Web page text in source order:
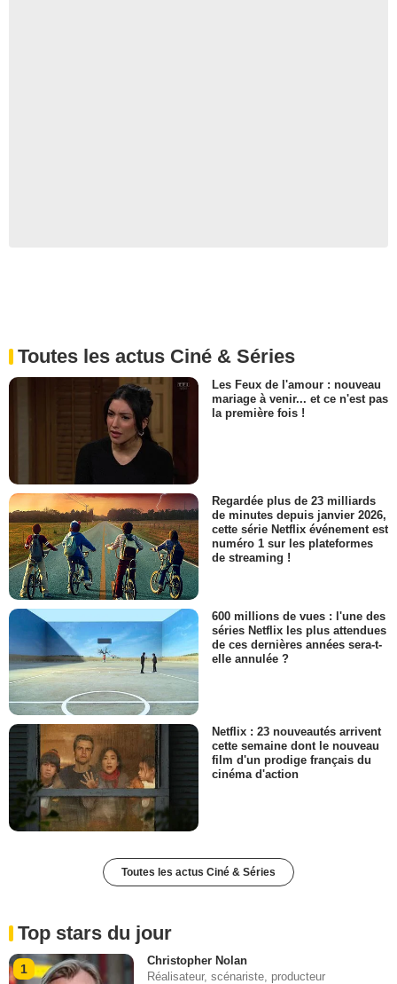
Toutes les actus Ciné & Séries
Les Feux de l'amour : nouveau
mariage à venir... et ce n'est pas
la première fois !
Regardée plus de 23 milliards
de minutes depuis janvier 2026,
cette série Netflix événement est
numéro 1 sur les plateformes
de streaming !
600 millions de vues : l'une des
séries Netflix les plus attendues
de ces dernières années sera-t-
elle annulée ?
Netflix : 23 nouveautés arrivent
cette semaine dont le nouveau
film d'un prodige français du
cinéma d'action
Toutes les actus Ciné & Séries
Top stars du jour
1
Christopher Nolan
Réalisateur, scénariste, producteur